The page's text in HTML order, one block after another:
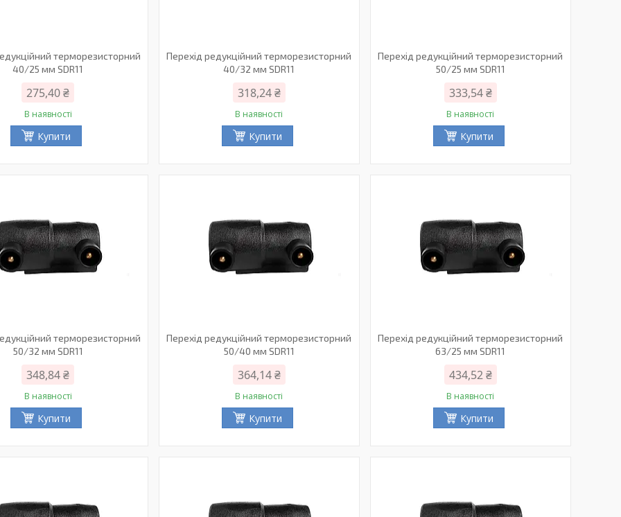
терморезисторний
40/25 мм SDR11
275,40 ₴
В наявності
Купити
Перехід редукційний терморезисторний
40/32 мм SDR11
318,24 ₴
В наявності
Купити
Перехід редукційний терморезисторний
50/25 мм SDR11
333,54 ₴
В наявності
Купити
терморезисторний
50/32 мм SDR11
348,84 ₴
В наявності
Купити
Перехід редукційний терморезисторний
50/40 мм SDR11
364,14 ₴
В наявності
Купити
Перехід редукційний терморезисторний
63/25 мм SDR11
434,52 ₴
В наявності
Купити